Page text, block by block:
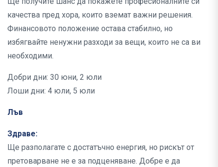
качества пред хора, които вземат важни решения.
Финансовото положение остава стабилно, но
избягвайте ненужни разходи за вещи, които не са ви
необходими.
Добри дни: 30 юни, 2 юли
Лоши дни: 4 юли, 5 юли
Лъв
Здраве:
Ще разполагате с достатъчно енергия, но рискът от
претоварване не е за подценяване. Добре е да